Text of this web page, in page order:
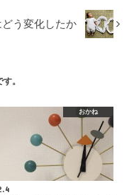
う変化したか
。
おかね